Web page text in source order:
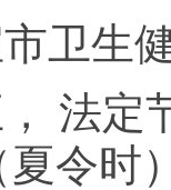
卫生
法定
夏令时